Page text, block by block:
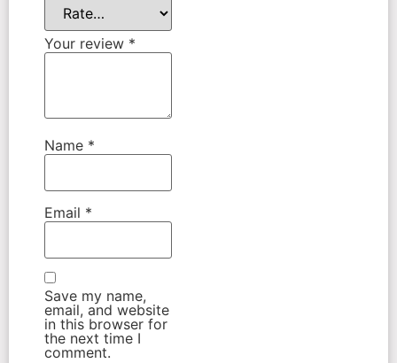
Your review *
Name *
Email *
Save my name,
email, and website
in this browser for
the next time I
comment.